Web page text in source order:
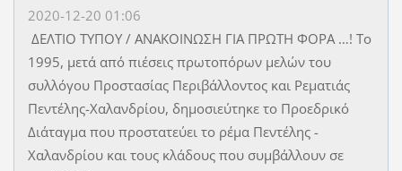
2020-12-20 01:06
ΔΕΛΤΙΟ ΤΥΠΟΥ / ΑΝΑΚΟΙΝΩΣΗ ΓΙΑ ΠΡΩΤΗ ΦΟΡΑ …! Το
1995, μετά από πιέσεις πρωτοπόρων μελών του
συλλόγου Προστασίας Περιβάλλοντος και Ρεματιάς
Πεντέλης-Χαλανδρίου, δημοσιεύτηκε το Προεδρικό
Διάταγμα που προστατεύει το ρέμα Πεντέλης -
Χαλανδρίου και τους κλάδους που συμβάλλουν σε